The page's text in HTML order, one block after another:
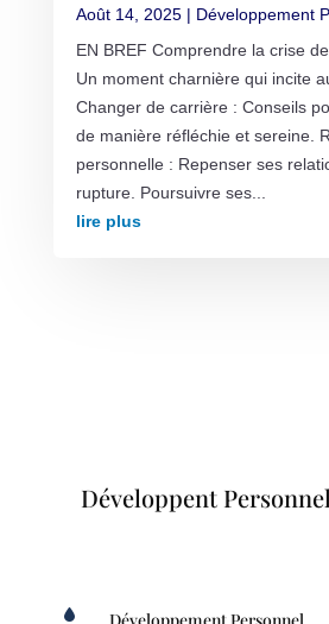
Août 14, 2025| Développement
EN BREF Comprendre la crise
Un moment charnière qui incite
Changer de carrière : Conseils
de manière réfléchie et sereine.
personnelle : Repenser ses
rupture. Poursuivre ses...
lire plus
Développent